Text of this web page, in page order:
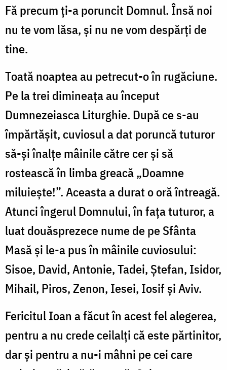
Fă precum ți-a poruncit Domnul. Însă noi
nu te vom lăsa, și nu ne vom despărți de
tine.
Toată noaptea au petrecut-o în rugăciune.
Pe la trei dimineața au început
Dumnezeiasca Liturghie. După ce s-au
împărtășit, cuviosul a dat poruncă tuturor
să-și înalțe mâinile către cer și să
rostească în limba greacă „Doamne
miluiește!”. Aceasta a durat o oră întreagă.
Atunci îngerul Domnului, în fața tuturor, a
luat douăsprezece nume de pe Sfânta
Masă și le-a pus în mâinile cuviosului:
Sisoe, David, Antonie, Tadei, Ștefan, Isidor,
Mihail, Piros, Zenon, Iesei, Iosif și Aviv.
Fericitul Ioan a făcut în acest fel alegerea,
pentru a nu crede ceilalți că este părtinitor,
dar și pentru a nu-i mâhni pe cei care